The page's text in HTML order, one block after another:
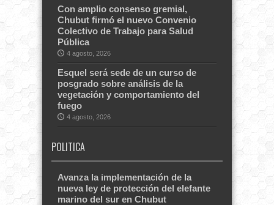
Con amplio consenso gremial,
Chubut firmó el nuevo Convenio
Colectivo de Trabajo para Salud
Pública
4 agosto, 2026
Esquel será sede de un curso de
posgrado sobre análisis de la
vegetación y comportamiento del
fuego
4 agosto, 2026
POLITICA
Avanza la implementación de la
nueva ley de protección del elefante
marino del sur en Chubut